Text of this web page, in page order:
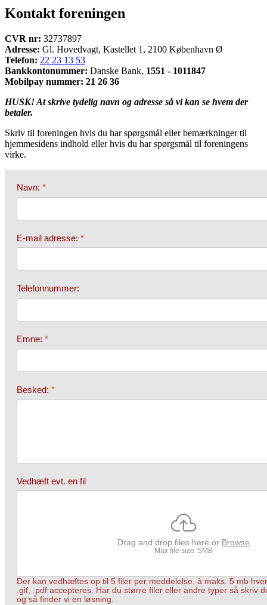
Kontakt foreningen
CVR nr: 32737897
Adresse: Gl. Hovedvagt, Kastellet 1, 2100 København Ø
Telefon: 22 23 13 53
Bankkontonummer: Danske Bank, 1551 - 1011847
Mobilpay nummer: 21 26 36
HUSK! At skrive tydelig navn og adresse så vi kan se hvem der
betaler.
Skriv til foreningen hvis du har spørgsmål eller bemærkninger til
hjemmesidens indhold eller hvis du har spørgsmål til foreningens
virke.
Navn: *
E-mail adresse: *
Telefonnummer:
Emne: *
Besked: *
Vedhæft evt. en fil
Drag and drop files here or Browse
Max file size: 5MB
Der kan vedhæftes op til 5 filer per meddelelse, à maks. 5 mb
.gif, .pdf accepteres. Har du større filer eller andre typer så skriv
og så finder vi en løsning.